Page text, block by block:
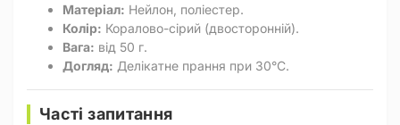
Матеріал: Нейлон, поліестер.
Колір: Коралово-сірий (двосторонній).
Вага: від 50 г.
Догляд: Делікатне прання при 30°C.
Часті запитання